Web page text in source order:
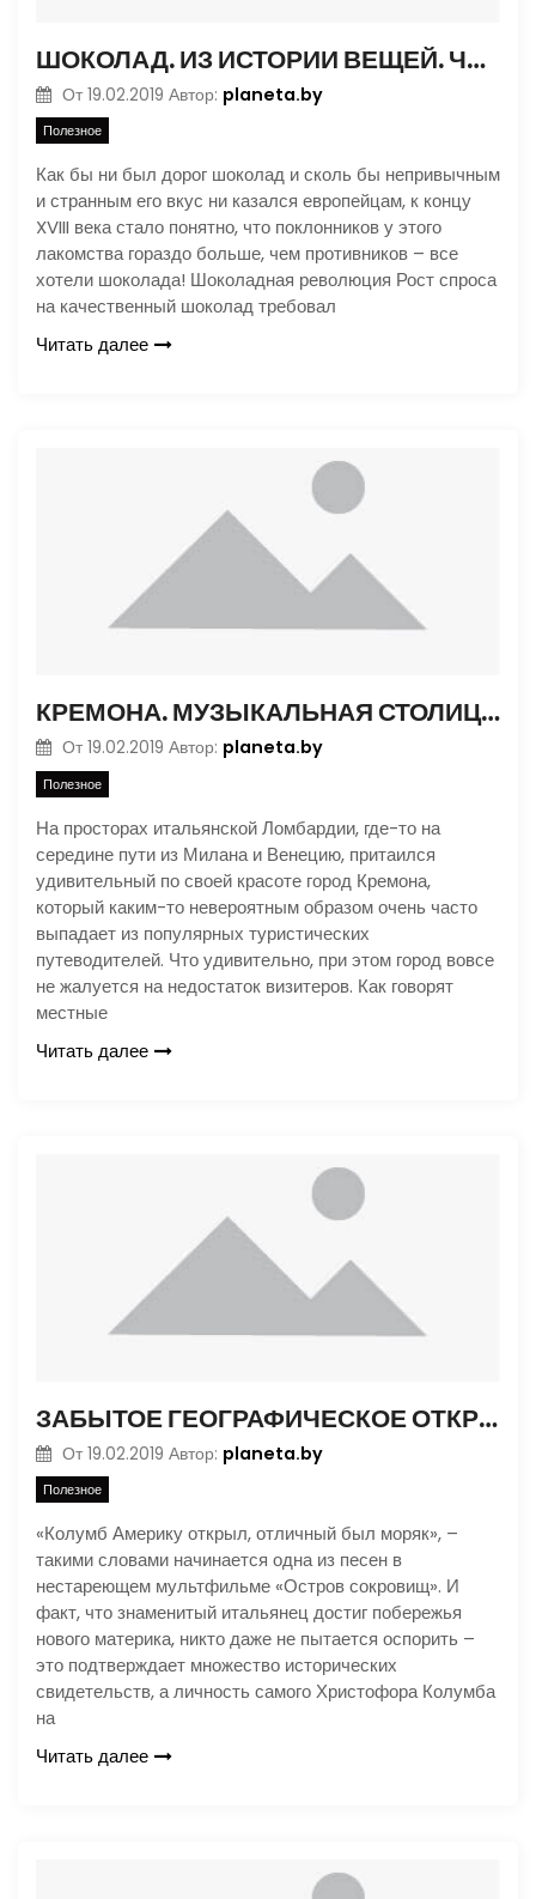
ШОКОЛАД. ИЗ ИСТОРИИ ВЕЩЕЙ. ЧАСТЬ 2
От 19.02.2019 Автор: planeta.by
Полезное
Как бы ни был дорог шоколад и сколь бы непривычным
и странным его вкус ни казался европейцам, к концу
XVIII века стало понятно, что поклонников у этого
лакомства гораздо больше, чем противников – все
хотели шоколада! Шоколадная революция Рост спроса
на качественный шоколад требовал
Читать далее
КРЕМОНА. МУЗЫКАЛЬНАЯ СТОЛИЦА ИТАЛИИ
От 19.02.2019 Автор: planeta.by
Полезное
На просторах итальянской Ломбардии, где-то на
середине пути из Милана и Венецию, притаился
удивительный по своей красоте город Кремона,
который каким-то невероятным образом очень часто
выпадает из популярных туристических
путеводителей. Что удивительно, при этом город вовсе
не жалуется на недостаток визитеров. Как говорят
местные
Читать далее
ЗАБЫТОЕ ГЕОГРАФИЧЕСКОЕ ОТКРЫТИЕ
От 19.02.2019 Автор: planeta.by
Полезное
«Колумб Америку открыл, отличный был моряк», –
такими словами начинается одна из песен в
нестареющем мультфильме «Остров сокровищ». И
факт, что знаменитый итальянец достиг побережья
нового материка, никто даже не пытается оспорить –
это подтверждает множество исторических
свидетельств, а личность самого Христофора Колумба
на
Читать далее